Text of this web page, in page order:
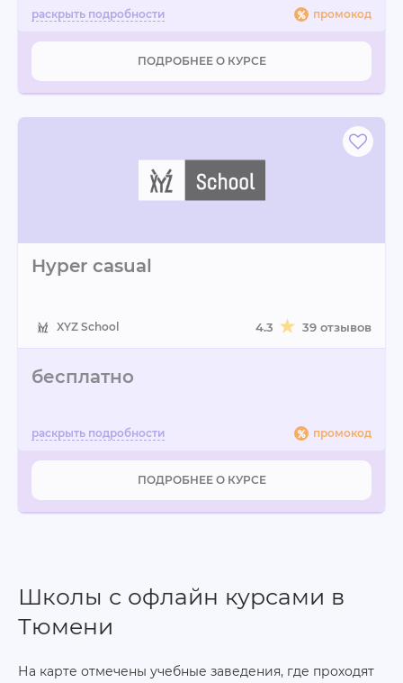
промокод
ПОДРОБНЕЕ О КУРСЕ
Hyper casual
XYZ School 4.3 39 отзывов
бесплатно
промокод
ПОДРОБНЕЕ О КУРСЕ
Школы с офлайн курсами в
Тюмени
На карте отмечены учебные заведения, где проходят